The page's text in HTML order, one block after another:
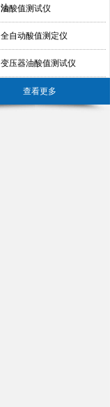
法
油酸值测试仪
全自动酸值测定仪
变压器油酸值测试仪
查看更多